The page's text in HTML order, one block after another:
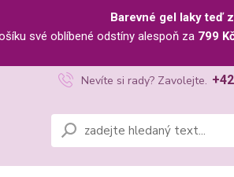
Barevné gel laky teď
své oblíbené odstíny alespoň za 799
Nevíte si rady? Zavolejte.